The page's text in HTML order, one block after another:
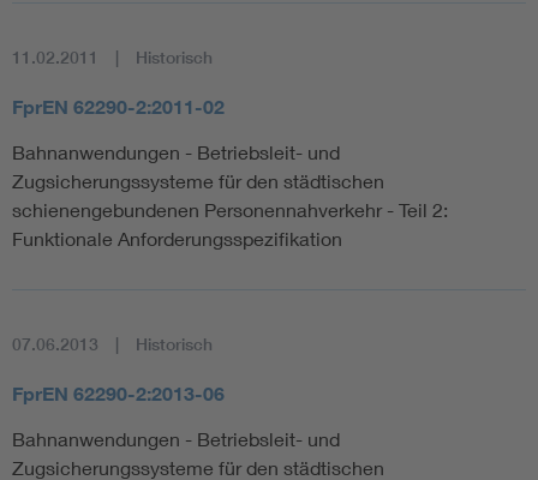
11.02.2011 Historisch
FprEN 62290-2:2011-02
Bahnanwendungen - Betriebsleit- und
Zugsicherungssysteme für den städtischen
schienengebundenen Personennahverkehr - Teil 2:
Funktionale Anforderungsspezifikation
07.06.2013 Historisch
FprEN 62290-2:2013-06
Bahnanwendungen - Betriebsleit- und
Zugsicherungssysteme für den städtischen